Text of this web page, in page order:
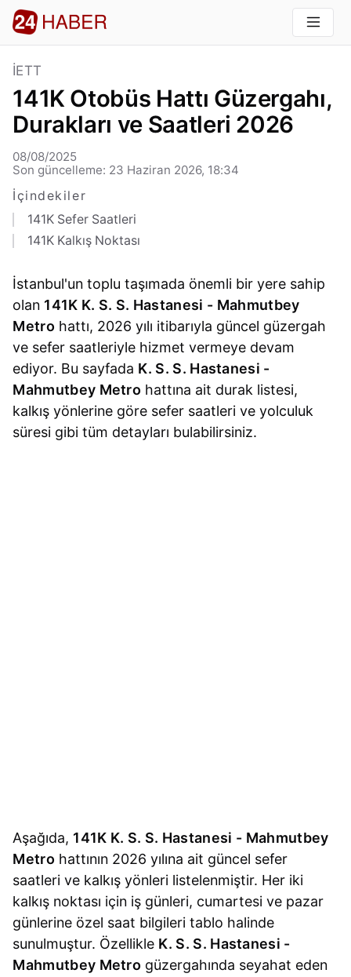
İETT
141K Otobüs Hattı Güzergahı,
Durakları ve Saatleri 2026
08/08/2025
Son güncelleme: 23 Haziran 2026, 18:34
İçindekiler
141K Sefer Saatleri
141K Kalkış Noktası
İstanbul'un toplu taşımada önemli bir yere sahip
olan 141K K. S. S. Hastanesi - Mahmutbey
Metro hattı, 2026 yılı itibarıyla güncel güzergah
ve sefer saatleriyle hizmet vermeye devam
ediyor. Bu sayfada K. S. S. Hastanesi -
Mahmutbey Metro hattına ait durak listesi,
kalkış yönlerine göre sefer saatleri ve yolculuk
süresi gibi tüm detayları bulabilirsiniz.
Aşağıda, 141K K. S. S. Hastanesi - Mahmutbey
Metro hattının 2026 yılına ait güncel sefer
saatleri ve kalkış yönleri listelenmiştir. Her iki
kalkış noktası için iş günleri, cumartesi ve pazar
günlerine özel saat bilgileri tablo halinde
sunulmuştur. Özellikle K. S. S. Hastanesi -
Mahmutbey Metro güzergahında seyahat eden